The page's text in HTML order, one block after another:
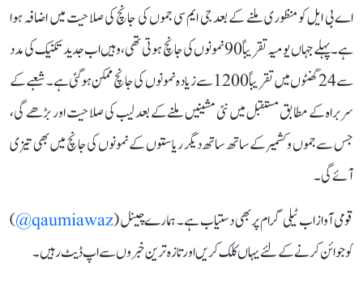
اے بی ایل کو منظوری ملنے کے بعد جی ایم سی جموں کی جانچ کی صلاحیت میں اضافہ ہوا
ہے۔ پہلے جہاں یومیہ تقریباً 90 نمونوں کی جانچ ہوتی تھی، وہیں اب جدید تکنیک کی مدد
سے 24 گھنٹوں میں تقریباً 1200 سے زیادہ نمونوں کی جانچ ممکن ہو گئی ہے۔ شعبے کے
سربراہ کے مطابق مستقبل میں نئی مشینیں ملنے کے بعد لیب کی صلاحیت اور بڑھے گی،
جس سے جموں و کشمیر کے ساتھ ساتھ دیگر ریاستوں کے نمونوں کی جانچ میں بھی تیزی
آئے گی۔
قومی آواز اب ٹیلی گرام پر بھی دستیاب ہے۔ ہمارے چینل (qaumiawaz@
)
کو جوائن کرنے کے لئے یہاں کلک کریں اور تازہ ترین خبروں سے اپ ڈیٹ رہیں۔